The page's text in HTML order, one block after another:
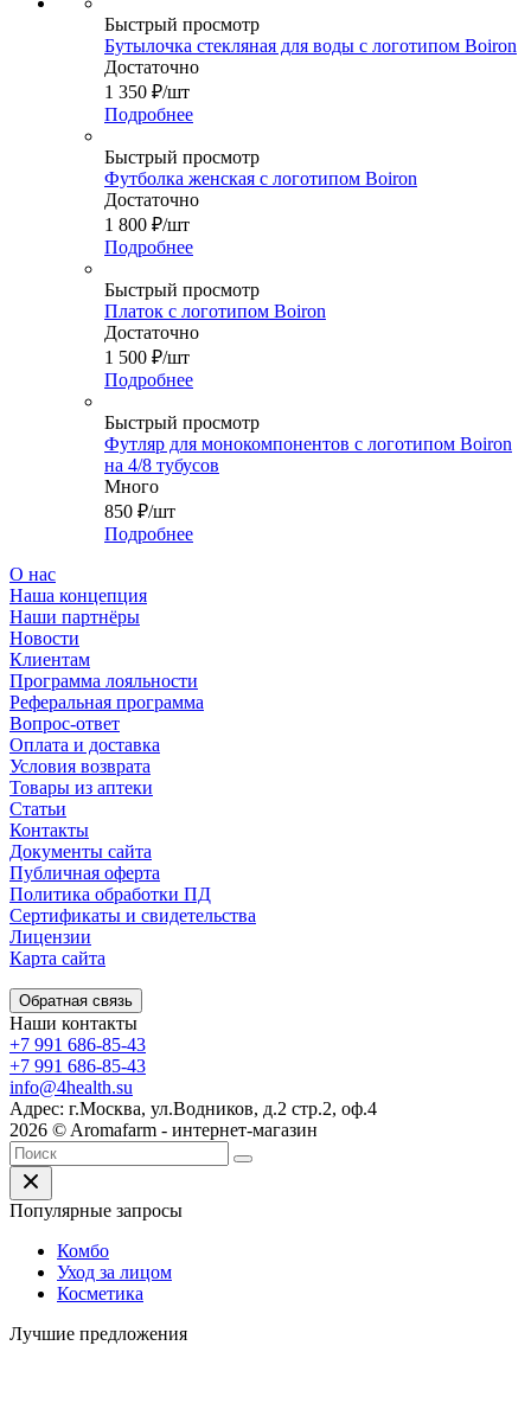
Быстрый просмотр
Бутылочка стекляная для воды с логотипом Boiron
Достаточно
1 350 ₽/шт
Подробнее
Быстрый просмотр
Футболка женская с логотипом Boiron
Достаточно
1 800 ₽/шт
Подробнее
Быстрый просмотр
Платок с логотипом Boiron
Достаточно
1 500 ₽/шт
Подробнее
Быстрый просмотр
Футляр для монокомпонентов с логотипом Boiron
на 4/8 тубусов
Много
850 ₽/шт
Подробнее
О нас
Наша концепция
Наши партнёры
Новости
Клиентам
Программа лояльности
Реферальная программа
Вопрос-ответ
Оплата и доставка
Условия возврата
Товары из аптеки
Статьи
Контакты
Документы сайта
Публичная оферта
Политика обработки ПД
Сертификаты и свидетельства
Лицензии
Карта сайта
Обратная связь
Наши контакты
+7 991 686-85-43
+7 991 686-85-43
info@4health.su
Адрес: г.Москва, ул.Водников, д.2 стр.2, оф.4
2026 © Aromafarm - интернет-магазин
Популярные запросы
Комбо
Уход за лицом
Косметика
Лучшие предложения